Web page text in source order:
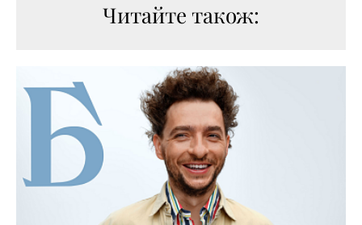
Читайте також: